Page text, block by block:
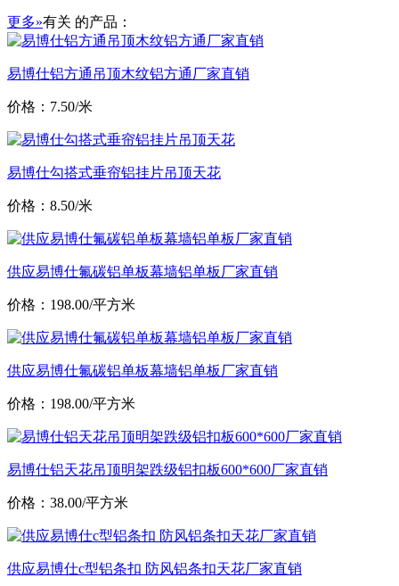
更多»有关 的产品：
易博仕铝方通吊顶木纹铝方通厂家直销
价格：7.50/米
易博仕勾搭式垂帘铝挂片吊顶天花
价格：8.50/米
供应易博仕氟碳铝单板幕墙铝单板厂家直销
价格：198.00/平方米
供应易博仕氟碳铝单板幕墙铝单板厂家直销
价格：198.00/平方米
易博仕铝天花吊顶明架跌级铝扣板600*600厂家直销
价格：38.00/平方米
供应易博仕c型铝条扣 防风铝条扣天花厂家直销